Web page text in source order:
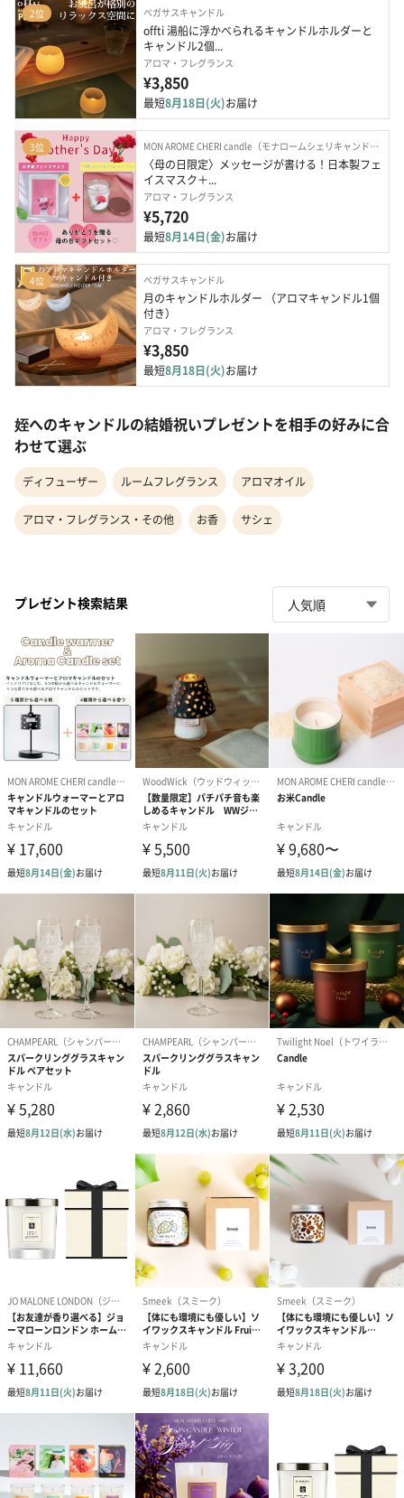
2位 ペガサスキャンドル
offti 湯船に浮かべられるキャンドルホルダーと
キャンドル2個...
アロマ・フレグランス
¥3,850
最短8月18日(火)お届け
3位 MON AROME CHERI candle（モナロームシェリキャンドル）
〈母の日限定〉メッセージが書ける！日本製フェ
イスマスク＋...
アロマ・フレグランス
¥5,720
最短8月14日(金)お届け
4位 ペガサスキャンドル
月のキャンドルホルダー （アロマキャンドル1個
付き）
アロマ・フレグランス
¥3,850
最短8月18日(火)お届け
姪へのキャンドルの結婚祝いプレゼントを相手の好みに合
わせて選ぶ
ディフューザー ルームフレグランス アロマオイル
アロマ・フレグランス・その他 お香 サシェ
プレゼント検索結果